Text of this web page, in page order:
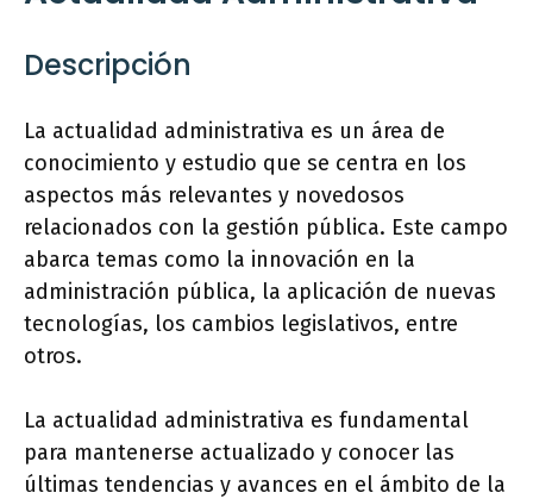
Descripción
La actualidad administrativa es un área de
conocimiento y estudio que se centra en los
aspectos más relevantes y novedosos
relacionados con la gestión pública. Este campo
abarca temas como la innovación en la
administración pública, la aplicación de nuevas
tecnologías, los cambios legislativos, entre
otros.
La actualidad administrativa es fundamental
para mantenerse actualizado y conocer las
últimas tendencias y avances en el ámbito de la